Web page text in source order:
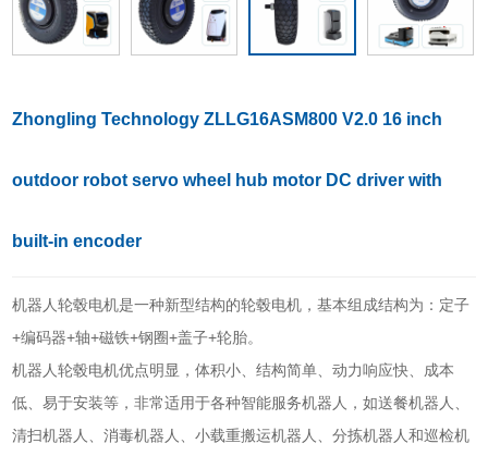
Zhongling Technology ZLLG16ASM800 V2.0 16 inch
outdoor robot servo wheel hub motor DC driver with
built-in encoder
机器人轮毂电机是一种新型结构的轮毂电机，基本组成结构为：定子
+编码器+轴+磁铁+钢圈+盖子+轮胎。
机器人轮毂电机优点明显，体积小、结构简单、动力响应快、成本
低、易于安装等，非常适用于各种智能服务机器人，如送餐机器人、
清扫机器人、消毒机器人、小载重搬运机器人、分拣机器人和巡检机